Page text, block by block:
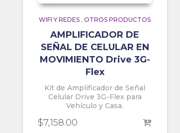
WIFI Y REDES ,OTROS PRODUCTOS
AMPLIFICADOR DE
SEÑAL DE CELULAR EN
MOVIMIENTO Drive 3G-
Flex
Kit de Amplificador de Señal
Celular Drive 3G-Flex para
Vehículo y Casa.
$7,158.00